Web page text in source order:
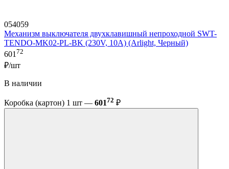
054059
Механизм выключателя двухклавишный непроходной SWT-
TENDO-MK02-PL-BK (230V, 10A) (Arlight, Черный)
60172
₽/шт
В наличии
Коробка (картон) 1 шт — 60172 ₽